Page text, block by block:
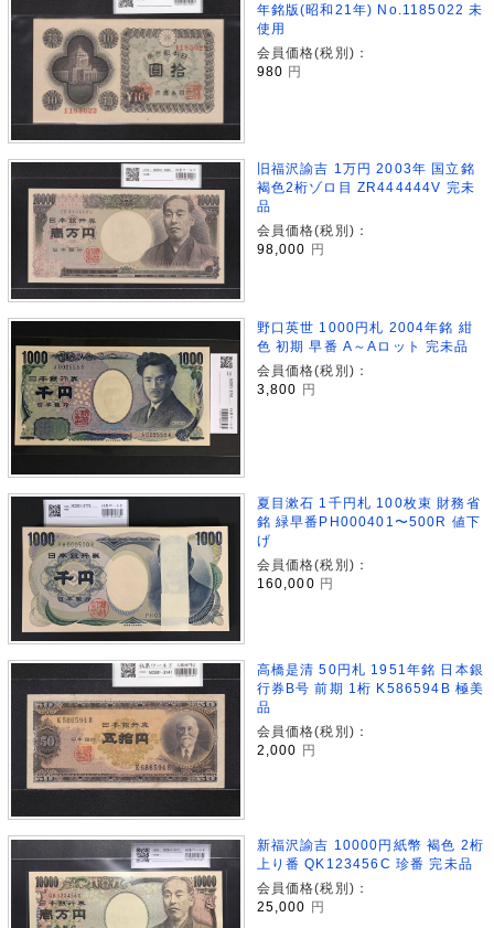
年銘版(昭和21年) No.1185022 未
使用
会員価格(税別)：
980 円
旧福沢諭吉 1万円 2003年 国立銘
褐色2桁ゾロ目 ZR444444V 完未
品
会員価格(税別)：
98,000
円
野口英世 1000円札 2004年銘 紺
色 初期 早番 A～Aロット 完未品
会員価格(税別)：
3,800
円
夏目漱石 1千円札 100枚束 財務省
銘 緑早番PH000401〜500R 値下
げ
会員価格(税別)：
160,000 円
高橋是清 50円札 1951年銘 日本銀
行券B号 前期 1桁 K586594B 極美
品
会員価格(税別)：
2,000
円
新福沢諭吉 10000円紙幣 褐色 2桁
上り番 QK123456C 珍番 完未品
会員価格(税別)：
25,000
円